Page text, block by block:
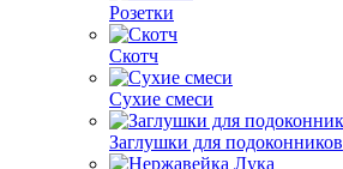
Розетки
Скотч
Сухие смеси
Заглушки для подоконников